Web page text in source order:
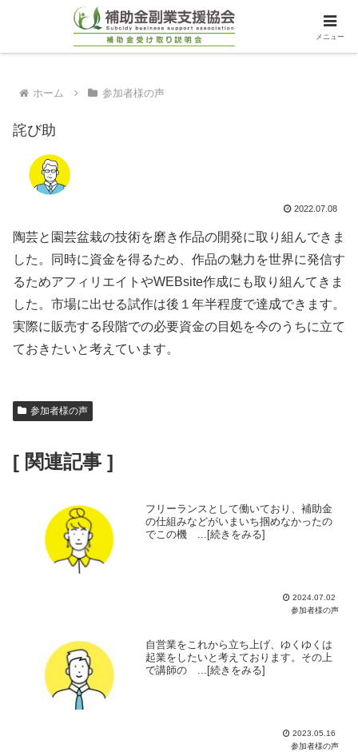
ホーム 参加者様の声
詫び助
2022.07.08
陶芸と園芸盆栽の技術を磨き作品の開発に取り組んできま
した。同時に資金を得るため、作品の魅力を世界に発信す
るためアフィリエイトやWEBsite作成にも取り組んてきま
した。市場に出せる試作は後１年半程度で達成できます。
実際に販売する段階での必要資金の目処を今のうちに立て
ておきたいと考えています。
参加者様の声
[ 関連記事 ]
フリーランスとして働いており、補助金
の仕組みなどがいまいち掴めなかったの
でこの機 ...[続きをみる]
2024.07.02
参加者様の声
自営業をこれから立ち上げ、ゆくゆくは
起業をしたいと考えております。その上
で講師の ...[続きをみる]
2023.05.16
参加者様の声
メニュー